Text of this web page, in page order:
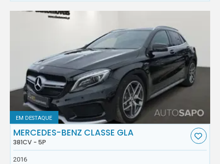
EM DESTAQUE
MERCEDES-BENZ CLASSE GLA
381CV - 5P
2016